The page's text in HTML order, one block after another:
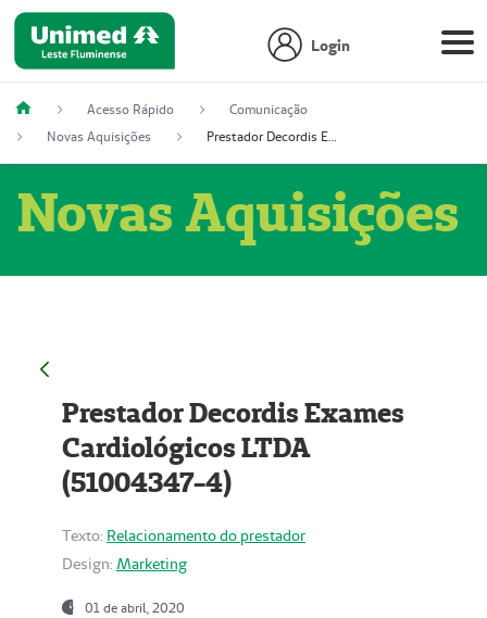
Login
Acesso Rápido
Comunicação
Novas Aquisições
Prestador Decordis Exames Cardiológicos LTDA (51004347-4)
Novas Aquisições
Prestador Decordis Exames
Cardiológicos LTDA
(51004347-4)
Texto: Relacionamento do prestador
Design: Marketing
01 de abril, 2020